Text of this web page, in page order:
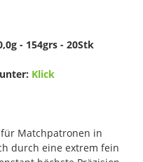
- 154grs - 20Stk
Klick
für Matchpatronen in
durch eine extrem fein